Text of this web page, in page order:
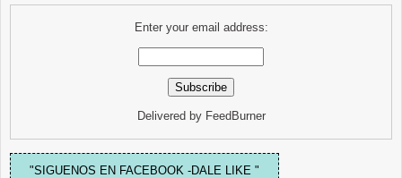
Enter your email address:
Delivered by FeedBurner
"SIGUENOS EN FACEBOOK -DALE LIKE "